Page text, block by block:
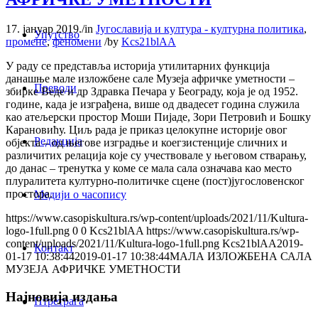
Упутство
Преводи
Редакција
Медији о часопису
Контакт
Птретрага
17. јануар 2019./in Југославија и култура - културна политика,
промене,феномени /by Kcs21blAA
У раду се представља историја утилитарних функција
данашње мале изложбене сале Музеја афричке уметности –
збирке Веде и др Здравка Печара у Београду, која је од 1952.
године, када је изграђена, више од двадесет година служила
као атељерски простор Моши Пијаде, Зори Петровић и Бошку
Карановићу. Циљ рада је приказ целокупне историје овог
објекта – од његове изградње и коегзистенције сличних и
различитих релација које су учествовале у његовом стварању,
до данас – тренутка у коме се мала сала означава као место
плуралитета културно-политичке сцене (пост)југословенског
простора.
https://www.casopiskultura.rs/wp-content/uploads/2021/11/Kultura-
logo-1full.png 0 0 Kcs21blAA https://www.casopiskultura.rs/wp-
content/uploads/2021/11/Kultura-logo-1full.png Kcs21blAA2019-
01-17 10:38:442019-01-17 10:38:44МАЛА ИЗЛОЖБЕНА САЛА
МУЗЕЈА АФРИЧКЕ УМЕТНОСТИ
Најновија издања